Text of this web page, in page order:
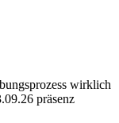
wirklich
präsenz